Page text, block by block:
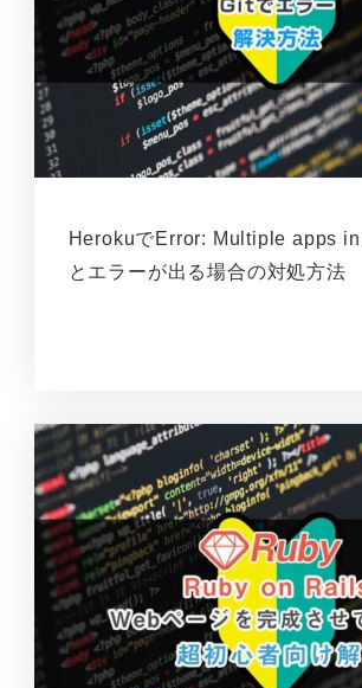
HerokuでError: Multiple apps
とエラーが出る場合の対処方法